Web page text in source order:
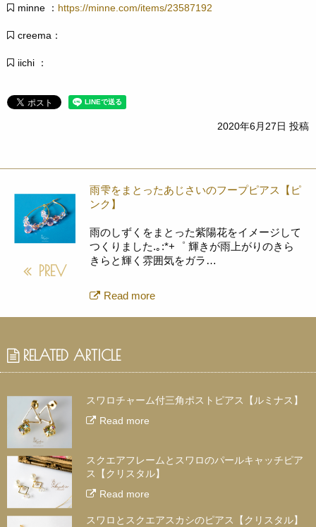
minne ： https://minne.com/items/23587192
creema：
iichi ：
2020年6月27日 投稿
PREV
雨雫をまとったあじさいのフープピアス【ピ
ンク】
雨のしずくをまとった紫陽花をイメージして
つくりました.｡:*+゜ 輝きが雨上がりのきら
きらと輝く雰囲気をガラ…
Read more
RELATED ARTICLE
スワロチャーム付三角ポストピアス【ルミナス】
Read more
スクエアフレームとスワロのパールキャッチピア
ス【クリスタル】
Read more
スワロとスクエアスカシのピアス【クリスタル】